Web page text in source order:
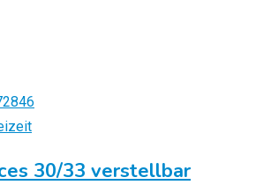
30/33 verstellbar